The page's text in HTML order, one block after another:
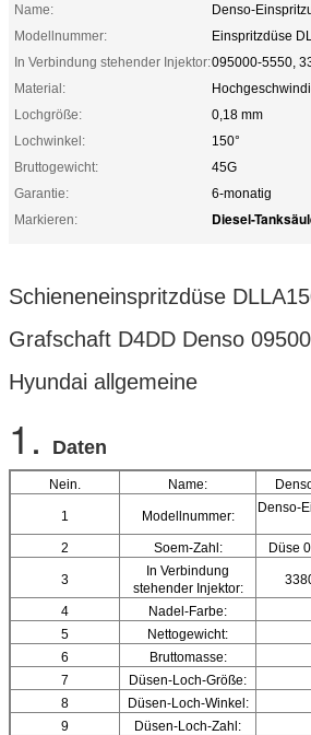
Name:
Denso-
Modellnummer:
Einspritzdüse
In Verbindung stehender Injektor:095000-5550,
Material:
Lochgröße:
0,18 mm
Lochwinkel:
150°
Bruttogewicht:
45G
Garantie:
6-monatig
Markieren:
Diesel-
Schieneneinspritzdüse
Grafschaft D4DD Denso
Hyundai allgemeine
1. Daten
Nein. Name:
1 Modellnummer:
Denso-
2
Soem-Zahl: Düse
3
In Verbindung
stehender Injektor:
4 Nadel-Farbe:
5
Nettogewicht:
6
Bruttomasse:
7
Düsen-Loch-Größe:
8
Düsen-Loch-Winkel:
9
Düsen-Loch-Zahl: